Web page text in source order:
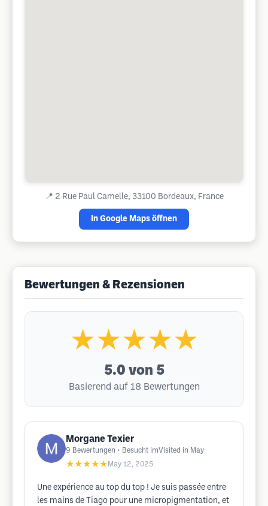
📍 2 Rue Paul Camelle, 33100 Bordeaux, France
In Google Maps öffnen
Bewertungen & Rezensionen
★★★★★
5.0 von 5
Basierend auf 18 Bewertungen
Morgane Texier
9 Bewertungen • Besucht imVisited in May
★★★★★ May 12, 2025
Une expérience au top du top ! Je suis passée entre
les mains de Tiago pour une micropigmentation, et